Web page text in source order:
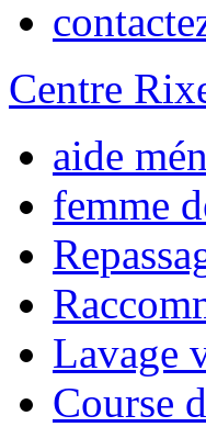
Centre
aide
femme
Lavage
Course